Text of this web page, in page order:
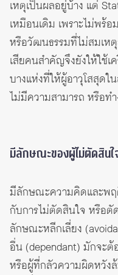
เหตุเป็นผลอยู่บ้าง แต่
เหมือนเดิม เพราะไม่พร้
หรือวัฒนธรรมที่ไม่สมเห
เสียคนสำคัญจึงยังให้ใช้
บางแห่งที่ให้ผู้อาวุโสสุด
ไม่มีความสามารถ หรือท
มีลักษณะของผู้ไม่ตัดสิน
มีลักษณะความคิดและพ
กับการไม่ตัดสินใจ หรือตั
ลักษณะหลีกเลี่ยง
อื่น (dependant) มักจะต้
หรือผู้ที่กลัวความผิดหวัง